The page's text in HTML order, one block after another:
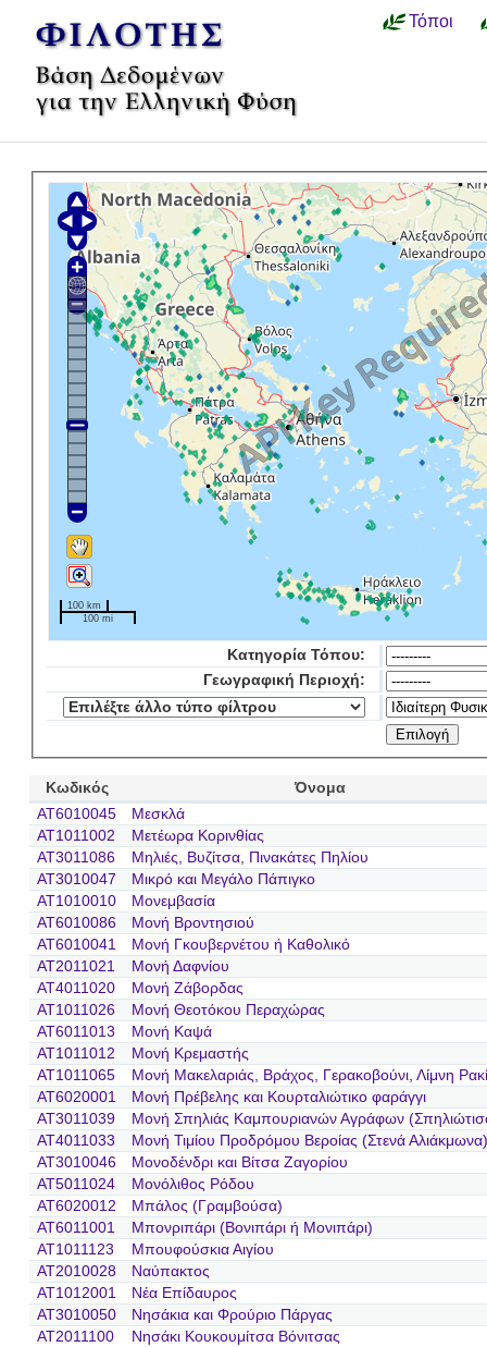
Τόποι
100 km
100 mi
Κατηγορία Τόπου:
Γεωγραφική Περιοχή:
Κωδικός
Όνομα
AT6010045
Μεσκλά
AT1011002
Μετέωρα Κορινθίας
AT3011086
Μηλιές, Βυζίτσα, Πινακάτες Πηλίου
AT3010047
Μικρό και Μεγάλο Πάπιγκο
AT1010010
Μονεμβασία
AT6010086
Μονή Βροντησιού
AT6010041
Μονή Γκουβερνέτου ή Καθολικό
AT2011021
Μονή Δαφνίου
AT4011020
Μονή Ζάβορδας
AT1011026
Μονή Θεοτόκου Περαχώρας
AT6011013
Μονή Καψά
AT1011012
Μονή Κρεμαστής
AT1011065
Μονή Μακελαριάς, Βράχος, Γερακοβούνι, Λίμνη
AT6020001
Μονή Πρέβελης και Κουρταλιώτικο φαράγγι
AT3011039
Μονή Σπηλιάς Καμπουριανών Αγράφων
AT4011033
Μονή Τιμίου Προδρόμου Βεροίας (Στενά Αλιάκμωνα)
AT3010046
Μονοδένδρι και Βίτσα Ζαγορίου
AT5011024
Μονόλιθος Ρόδου
AT6020012
Μπάλος (Γραμβούσα)
AT6011001
Μπονριπάρι (Βονιπάρι ή Μονιπάρι)
AT1011123
Μπουφούσκια Αιγίου
AT2010028
Ναύπακτος
AT1012001
Νέα Επίδαυρος
AT3010050
Νησάκια και Φρούριο Πάργας
AT2011100
Νησάκι Κουκουμίτσα Βόνιτσας